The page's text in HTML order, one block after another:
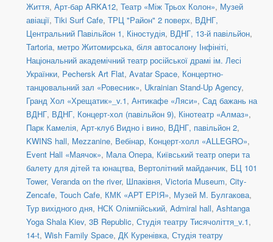
Життя, Арт-бар ARKA12, Театр «Між Трьох Колон», Музей
авіації, Tiki Surf Cafe, ТРЦ "Район" 2 поверх, ВДНГ,
Центральний Павільйон 1, Кіностудія, ВДНГ, 13-й павільйон,
Tartoria, метро Житомирська, біля автосалону Інфініті,
Національний академічний театр російської драмі ім. Лесі
Українки, Pechersk Art Flat, Avatar Space, Концертно-
танцювальний зал «Ровесник», Ukrainian Stand-Up Agency,
Гранд Хол «Хрещатик»_v.1, Антикафе «Ляси», Сад бажань на
ВДНГ, ВДНГ, Концерт-хол (павільйон 9), Кінотеатр «Алмаз»,
Парк Камелія, Арт-клуб Видно і вино, ВДНГ, павільйон 2,
KWINS hall, Mezzanine, Вебінар, Концерт-холл «ALLEGRO»,
Event Hall «Маячок», Мала Опера, Київський театр опери та
балету для дітей та юнацтва, Вертолітний майданчик, БЦ 101
Tower, Veranda on the river, Шпаківня, Victoria Museum, City-
Zencafe, Touch Cafe, КМК «АРТ ЕРІЯ», Музей М. Булгакова,
Тур вихідного дня, НСК Олімпійський, Admiral hall, Ashtanga
Yoga Shala Kiev, 3B Republic, Студія театру Тисячоліття_v.1,
14-t, Wish Family Space, ДК Куренівка, Студія театру